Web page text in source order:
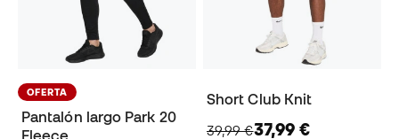
OFERTA
Pantalón largo Park 20
Fleece
Short Club Knit
39,99 €37,99 €